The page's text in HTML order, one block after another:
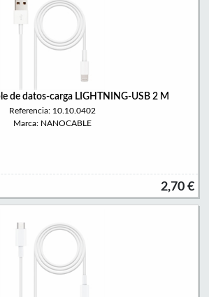
de datos-carga LIGHTNING-USB 2 M
Referencia: 10.10.0402
Marca: NANOCABLE
2,70 €